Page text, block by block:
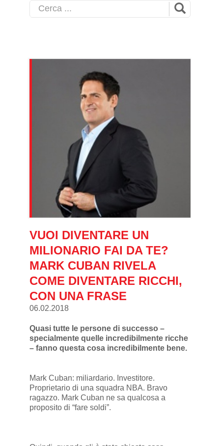
VUOI DIVENTARE UN
MILIONARIO FAI DA TE?
MARK CUBAN RIVELA
COME DIVENTARE RICCHI,
CON UNA FRASE
06.02.2018
Quasi tutte le persone di successo –
specialmente quelle incredibilmente ricche
– fanno questa cosa incredibilmente bene.
Mark Cuban: miliardario. Investitore.
Proprietario di una squadra NBA. Bravo
ragazzo. Mark Cuban ne sa qualcosa a
proposito di “fare soldi”.